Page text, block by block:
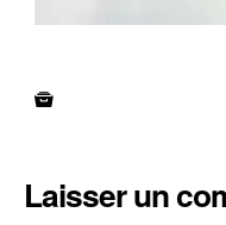
Laisser un